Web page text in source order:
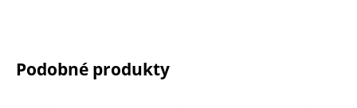
Podobné produkty